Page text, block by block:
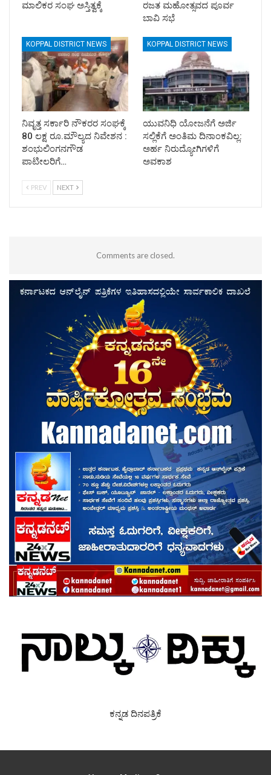
ಮಾಲಿಕರ ಸಂಘ ಅಸ್ತಿತ್ವಕ್ಕೆ
ರಜತ ಮಹೋತ್ಸವದ ಪೂರ್ವ
ಬಾವಿ ಸಭೆ
KOPPAL DISTRICT NEWS
ನಿವೃತ್ತ ಸರ್ಕಾರಿ ನೌಕರರ ಸಂಘಕ್ಕೆ
80 ಲಕ್ಷ ರೂ.ಮೌಲ್ಯದ ನಿವೇಶನ :
ಶಂಭುಲಿಂಗನಗೌಡ
ಪಾಟೀಲರಿಗೆ…
KOPPAL DISTRICT NEWS
ಯುವನಿಧಿ ಯೋಜನೆಗೆ ಅರ್ಜಿ
ಸಲ್ಲಿಕೆಗೆ ಅಂತಿಮ ದಿನಾಂಕವಿಲ್ಲ:
ಅರ್ಹ ನಿರುದ್ಯೋಗಿಗಳಿಗೆ
ಅವಕಾಶ
PREV NEXT
Comments are closed.
ಕನ್ನಡ ದಿನಪತ್ರಿಕೆ